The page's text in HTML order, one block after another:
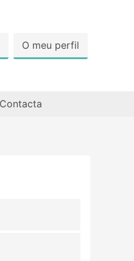
O meu perfil
Contacta